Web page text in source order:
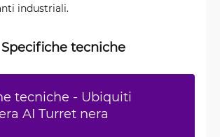
industriali.
Specifiche tecniche
tecniche - Ubiquiti
AI Turret nera